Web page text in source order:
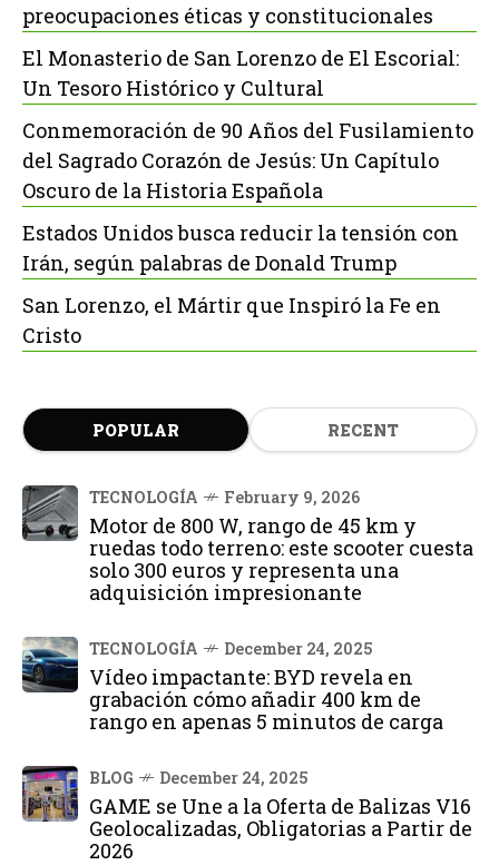
preocupaciones éticas y constitucionales
El Monasterio de San Lorenzo de El Escorial:
Un Tesoro Histórico y Cultural
Conmemoración de 90 Años del Fusilamiento
del Sagrado Corazón de Jesús: Un Capítulo
Oscuro de la Historia Española
Estados Unidos busca reducir la tensión con
Irán, según palabras de Donald Trump
San Lorenzo, el Mártir que Inspiró la Fe en
Cristo
POPULAR RECENT
TECNOLOGÍA February 9, 2026
Motor de 800 W, rango de 45 km y
ruedas todo terreno: este scooter cuesta
solo 300 euros y representa una
adquisición impresionante
TECNOLOGÍA December 24, 2025
Vídeo impactante: BYD revela en
grabación cómo añadir 400 km de
rango en apenas 5 minutos de carga
BLOG December 24, 2025
GAME se Une a la Oferta de Balizas V16
Geolocalizadas, Obligatorias a Partir de
2026